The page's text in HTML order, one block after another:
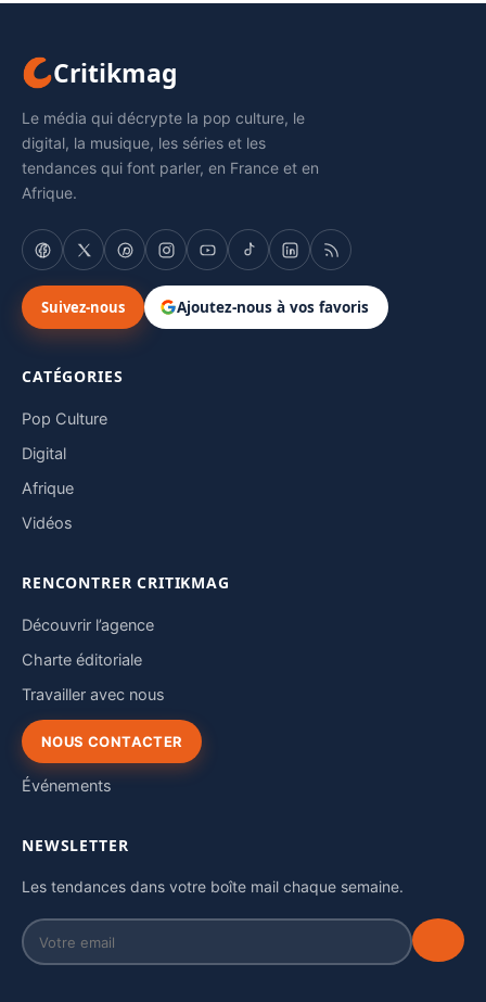
Critikmag
Le média qui décrypte la pop culture, le
digital, la musique, les séries et les
tendances qui font parler, en France et en
Afrique.
Suivez-nous Ajoutez-nous à vos favoris
CATÉGORIES
Pop Culture
Digital
Afrique
Vidéos
RENCONTRER CRITIKMAG
Découvrir l’agence
Charte éditoriale
Travailler avec nous
NOUS CONTACTER
Événements
NEWSLETTER
Les tendances dans votre boîte mail chaque semaine.